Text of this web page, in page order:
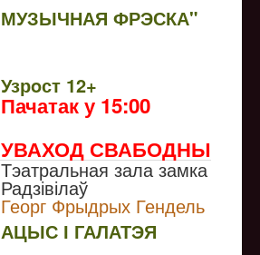
МУЗЫЧНАЯ ФРЭСКА"
Узрoст 12+
Пачатак у 15:00
УВАХОД СВАБОДНЫ
Тэатральная зала замка
Радзівілаў
Георг Фрыдрых Гендель
АЦЫС І ГАЛАТЭЯ